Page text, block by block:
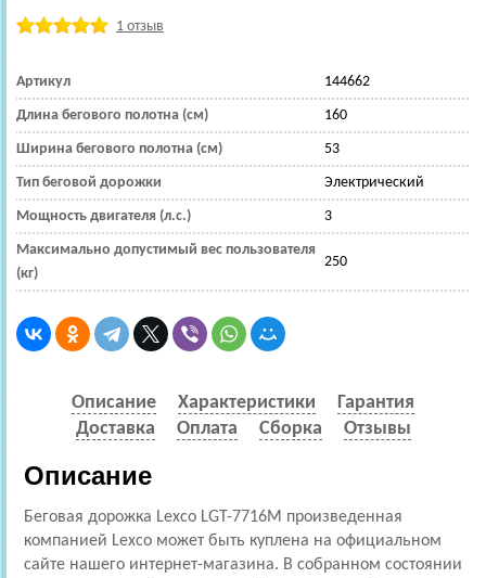
1 отзыв
Артикул 144662
Длина бегового полотна (см) 160
Ширина бегового полотна (см) 53
Тип беговой дорожки Электрический
Мощность двигателя (л.с.) 3
Максимально допустимый вес пользователя
(кг)
250
Описание Характеристики
Гарантия
Доставка
Оплата Сборка Отзывы
Описание
Беговая дорожка Lexco LGT-7716M произведенная
компанией Lexco может быть куплена на официальном
сайте нашего интернет-магазина. В собранном состоянии